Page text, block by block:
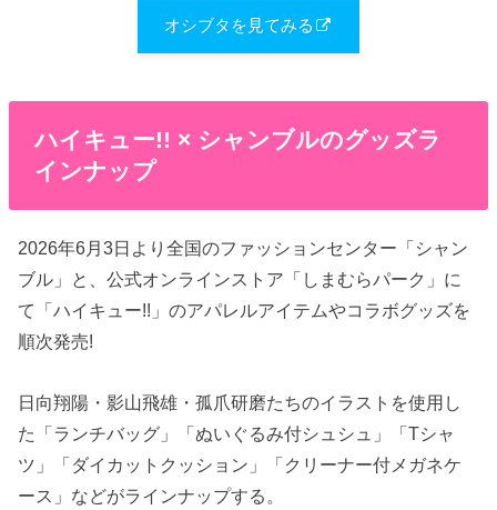
オシブタを見てみる
ハイキュー!! × シャンブルのグッズラ
インナップ
2026年6月3日より全国のファッションセンター「シャン
ブル」と、公式オンラインストア「しまむらパーク」に
て「ハイキュー!!」のアパレルアイテムやコラボグッズを
順次発売!
日向翔陽・影山飛雄・孤爪研磨たちのイラストを使用し
た「ランチバッグ」「ぬいぐるみ付シュシュ」「Tシャ
ツ」「ダイカットクッション」「クリーナー付メガネケ
ース」などがラインナップする。